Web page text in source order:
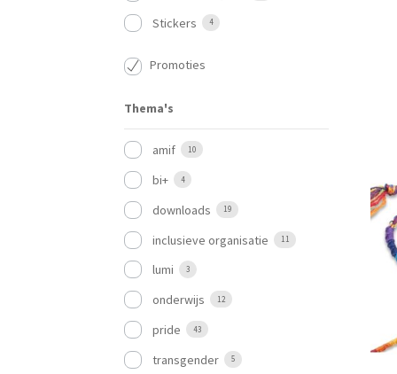
Stickers 4
Promoties
Thema's
amif 10
bi+ 4
downloads 19
inclusieve organisatie 11
lumi 3
onderwijs 12
pride 43
transgender 5